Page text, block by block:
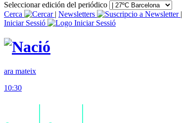
Seleccionar edición del periódico
Cerca
| Newsletters
|
Iniciar Sessió
ara mateix
10:30